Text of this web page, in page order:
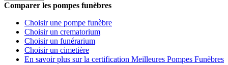
Comparer les pompes funèbres
Choisir une pompe funèbre
Choisir un crematorium
Choisir un funérarium
Choisir un cimetière
En savoir plus sur la certification Meilleures Pompes Funèbres